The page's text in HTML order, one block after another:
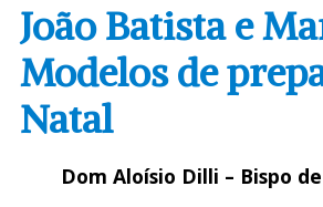
João Batista e
Modelos de
Natal
Dom Aloísio Dilli – Bispo